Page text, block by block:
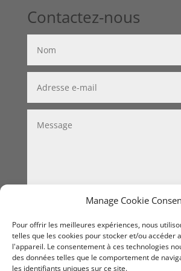
Manage Cookie
Pour offrir les meilleures expériences, nous
telles que les cookies pour stocker et/ou accéder
l'appareil. Le consentement à ces technologies
des données telles que le comportement de
les identifiants uniques sur ce site.
Contactez-nous
11 + 8